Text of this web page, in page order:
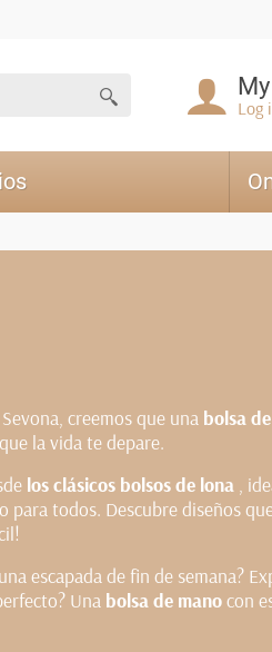
Log
creemos que una bolsa
la vida te depare.
los clásicos bolsos de lona ,
todos. Descubre diseños
escapada de fin de semana?
Una bolsa de manocon